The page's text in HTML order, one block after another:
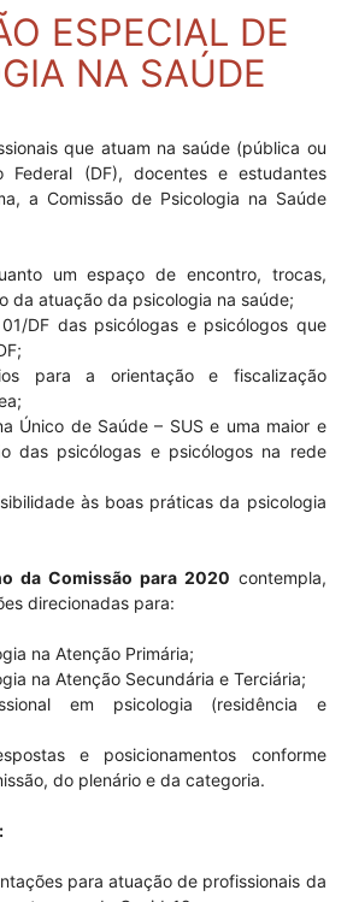
ESPECIAL DE
NA SAÚDE
que atuam na saúde (pública ou
Federal (DF), docentes e estudantes
a Comissão de Psicologia na Saúde
um espaço de encontro, trocas,
da atuação da psicologia na saúde;
DF das psicólogas e psicólogos que
para a orientação e fiscalização
Único de Saúde – SUS e uma maior e
das psicólogas e psicólogos na rede
às boas práticas da psicologia
da Comissão para 2020 contempla,
direcionadas para:
na Atenção Primária;
na Atenção Secundária e Terciária;
em psicologia (residência e
e posicionamentos conforme
do plenário e da categoria.
para atuação de profissionais da